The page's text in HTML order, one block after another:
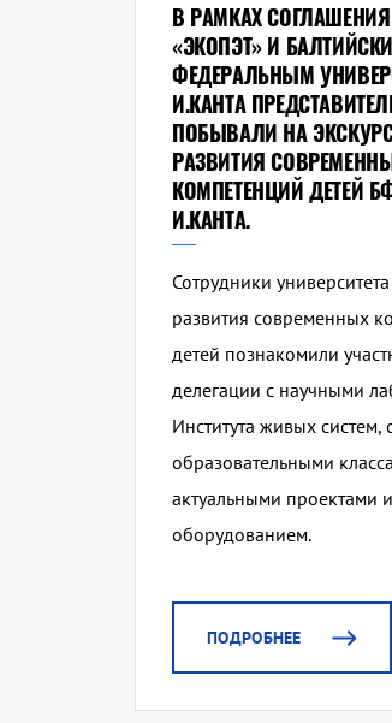
В РАМКАХ
«ЭКОПЭТ» И
ФЕДЕРАЛЬНЫМ
И.КАНТА
ПОБЫВАЛИ НА
РАЗВИТИЯ
КОМПЕТЕНЦИЙ ДЕТЕЙ
И.КАНТА.
Сотрудники
развития современных
детей познакомили
делегации с научными
Института живых
образовательными
актуальными проектами
оборудованием.
ПОДРОБНЕЕ